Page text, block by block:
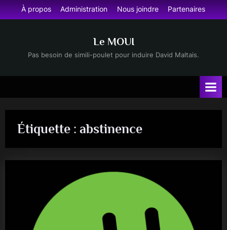
Skip
to
À propos Administration Nous joindre Partenaires
Le MOUI
Pas besoin de simili-poulet pour induire David Maltais.
Étiquette : abstinence